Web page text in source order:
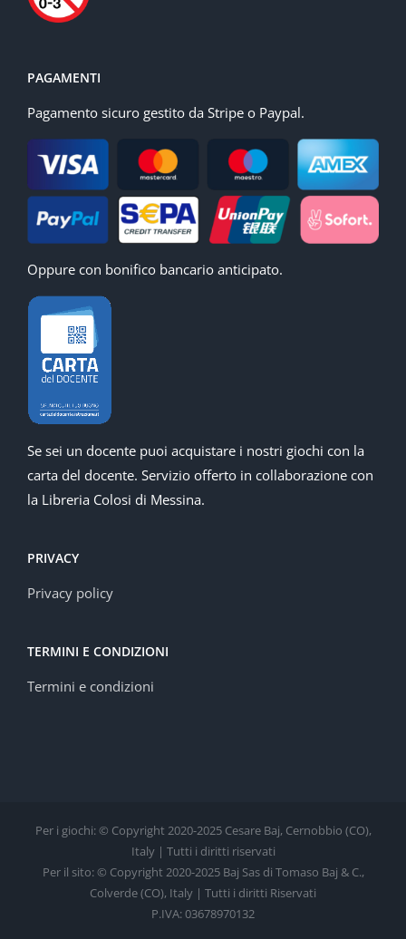
PAGAMENTI
Pagamento sicuro gestito da Stripe o Paypal.
Oppure con bonifico bancario anticipato.
Se sei un docente puoi acquistare i nostri giochi con la
carta del docente. Servizio offerto in collaborazione con
la Libreria Colosi di Messina.
PRIVACY
Privacy policy
TERMINI E CONDIZIONI
Termini e condizioni
Per i giochi: © Copyright 2020-2025 Cesare Baj, Cernobbio (CO),
Italy | Tutti i diritti riservati
Per il sito: © Copyright 2020-2025 Baj Sas di Tomaso Baj & C.,
Colverde (CO), Italy | Tutti i diritti Riservati
P.IVA: 03678970132